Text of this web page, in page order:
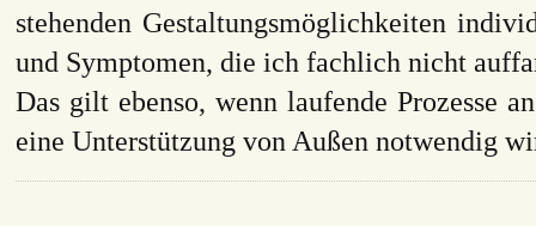
stehenden Gestaltungsmöglichkeiten
und Symptomen, die ich fachlich nicht
Das gilt ebenso, wenn laufende Prozesse
eine Unterstützung von Außen notwendig